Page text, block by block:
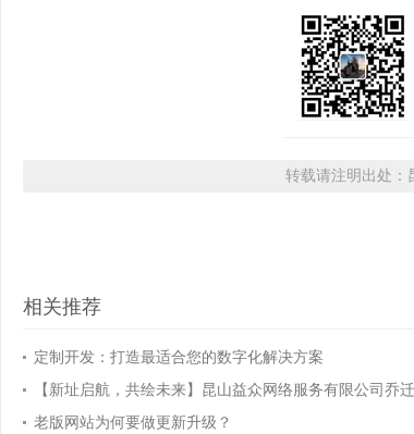
转载请注明出处：
相关推荐
定制开发：打造最适合您的数字化解决方案
【新址启航，共绘未来】昆山益众网络服务有限公司乔
老版网站为何要做更新升级？